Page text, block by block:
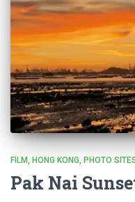
FILM HONG KONG PHOTO
Pak Nai